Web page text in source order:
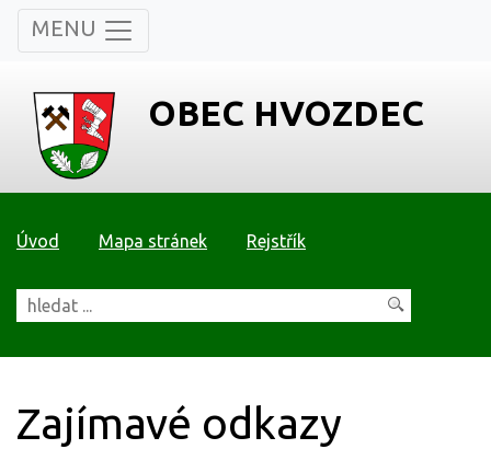
MENU
OBEC HVOZDEC
Úvod Mapa stránek Rejstřík
Zajímavé odkazy